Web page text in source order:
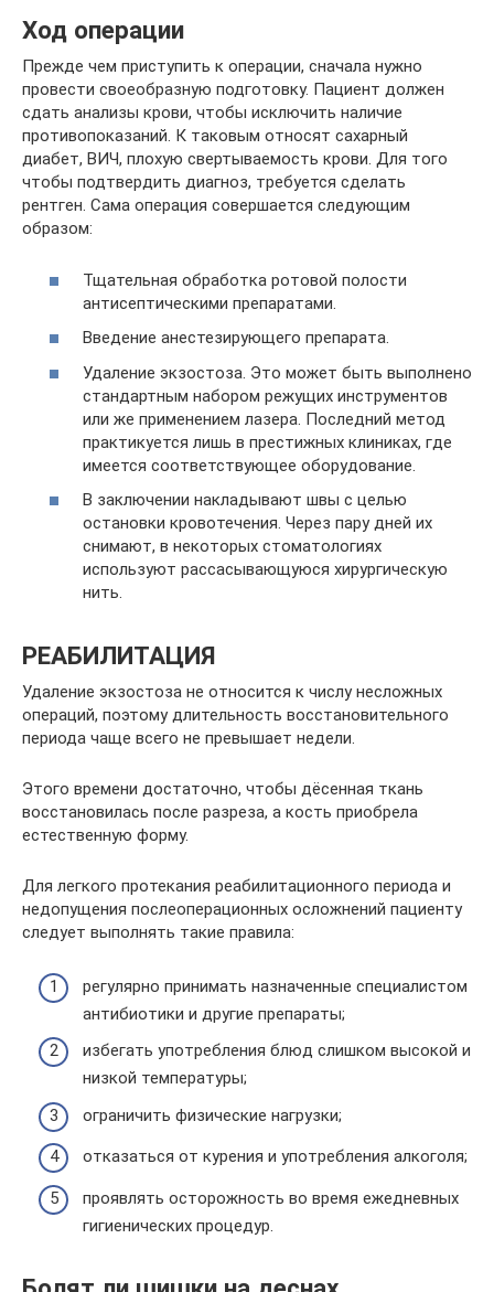
Ход операции
Прежде чем приступить к операции, сначала нужно
провести своеобразную подготовку. Пациент должен
сдать анализы крови, чтобы исключить наличие
противопоказаний. К таковым относят сахарный
диабет, ВИЧ, плохую свертываемость крови. Для того
чтобы подтвердить диагноз, требуется сделать
рентген. Сама операция совершается следующим
образом:
Тщательная обработка ротовой полости
антисептическими препаратами.
Введение анестезирующего препарата.
Удаление экзостоза. Это может быть выполнено
стандартным набором режущих инструментов
или же применением лазера. Последний метод
практикуется лишь в престижных клиниках, где
имеется соответствующее оборудование.
В заключении накладывают швы с целью
остановки кровотечения. Через пару дней их
снимают, в некоторых стоматологиях
используют рассасывающуюся хирургическую
нить.
РЕАБИЛИТАЦИЯ
Удаление экзостоза не относится к числу несложных
операций, поэтому длительность восстановительного
периода чаще всего не превышает недели.
Этого времени достаточно, чтобы дёсенная ткань
восстановилась после разреза, а кость приобрела
естественную форму.
Для легкого протекания реабилитационного периода и
недопущения послеоперационных осложнений пациенту
следует выполнять такие правила:
регулярно принимать назначенные специалистом
антибиотики и другие препараты;
избегать употребления блюд слишком высокой и
низкой температуры;
ограничить физические нагрузки;
отказаться от курения и употребления алкоголя;
проявлять осторожность во время ежедневных
гигиенических процедур.